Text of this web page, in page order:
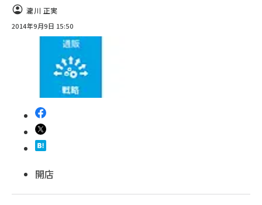
瀧川 正実
2014年9月9日 15:50
開店